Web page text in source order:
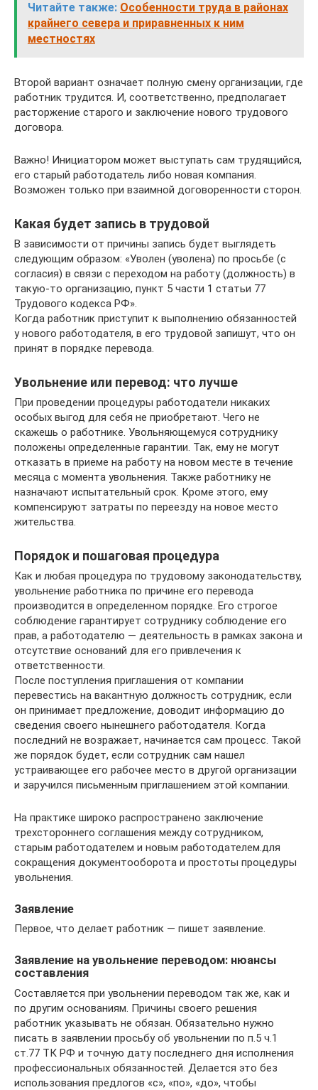
Читайте также: Особенности труда в районах
крайнего севера и приравненных к ним
местностях
Второй вариант означает полную смену организации, где
работник трудится. И, соответственно, предполагает
расторжение старого и заключение нового трудового
договора.
Важно! Инициатором может выступать сам трудящийся,
его старый работодатель либо новая компания.
Возможен только при взаимной договоренности сторон.
Какая будет запись в трудовой
В зависимости от причины запись будет выглядеть
следующим образом: «Уволен (уволена) по просьбе (с
согласия) в связи с переходом на работу (должность) в
такую-то организацию, пункт 5 части 1 статьи 77
Трудового кодекса РФ».
Когда работник приступит к выполнению обязанностей
у нового работодателя, в его трудовой запишут, что он
принят в порядке перевода.
Увольнение или перевод: что лучше
При проведении процедуры работодатели никаких
особых выгод для себя не приобретают. Чего не
скажешь о работнике. Увольняющемуся сотруднику
положены определенные гарантии. Так, ему не могут
отказать в приеме на работу на новом месте в течение
месяца с момента увольнения. Также работнику не
назначают испытательный срок. Кроме этого, ему
компенсируют затраты по переезду на новое место
жительства.
Порядок и пошаговая процедура
Как и любая процедура по трудовому законодательству,
увольнение работника по причине его перевода
производится в определенном порядке. Его строгое
соблюдение гарантирует сотруднику соблюдение его
прав, а работодателю — деятельность в рамках закона и
отсутствие оснований для его привлечения к
ответственности.
После поступления приглашения от компании
перевестись на вакантную должность сотрудник, если
он принимает предложение, доводит информацию до
сведения своего нынешнего работодателя. Когда
последний не возражает, начинается сам процесс. Такой
же порядок будет, если сотрудник сам нашел
устраивающее его рабочее место в другой организации
и заручился письменным приглашением этой компании.
На практике широко распространено заключение
трехстороннего соглашения между сотрудником,
старым работодателем и новым работодателем.для
сокращения документооборота и простоты процедуры
увольнения.
Заявление
Первое, что делает работник — пишет заявление.
Заявление на увольнение переводом: нюансы
составления
Составляется при увольнении переводом так же, как и
по другим основаниям. Причины своего решения
работник указывать не обязан. Обязательно нужно
писать в заявлении просьбу об увольнении по п.5 ч.1
ст.77 ТК РФ и точную дату последнего дня исполнения
профессиональных обязанностей. Делается это без
использования предлогов «с», «по», «до», чтобы